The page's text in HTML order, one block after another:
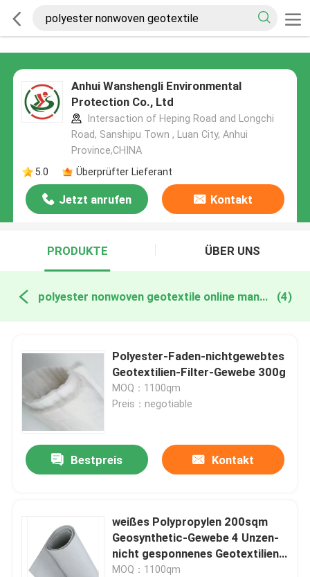
Anhui Wanshengli Environmental
Protection Co., Ltd
Intersaction of Heping Road and Longchi
Road, Sanshipu Town , Luan City, Anhui
Province,CHINA
5.0
Überprüfter Lieferant
Jetzt anrufen Kontakt
PRODUKTE ÜBER UNS
polyester nonwoven geotextile online manufacture (4)
Polyester-Faden-nichtgewebtes
Geotextilien-Filter-Gewebe 300g
MOQ：1100qm
Preis：negotiable
Bestpreis Kontakt
weißes Polypropylen 200sqm
Geosynthetic-Gewebe 4 Unzen-
nicht gesponnenes Geotextilien-
Gewebe
MOQ：1100qm